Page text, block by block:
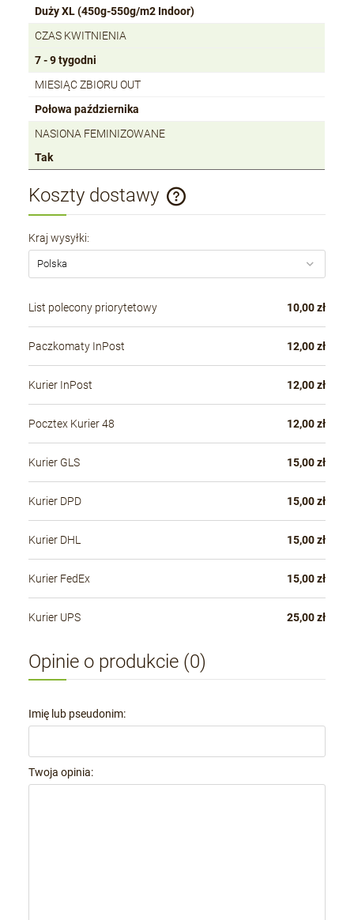
Duży XL (450g-550g/m2 Indoor)
CZAS KWITNIENIA
7 - 9 tygodni
MIESIĄC ZBIORU OUT
Połowa października
NASIONA FEMINIZOWANE
Tak
Koszty dostawy
Cena nie zawiera ewentualnych kosztów płatności
Kraj wysyłki:
List polecony priorytetowy 10,00 zł
Paczkomaty InPost 12,00 zł
Kurier InPost 12,00 zł
Pocztex Kurier 48 12,00 zł
Kurier GLS 15,00 zł
Kurier DPD 15,00 zł
Kurier DHL 15,00 zł
Kurier FedEx 15,00 zł
Kurier UPS 25,00 zł
Opinie o produkcie (0)
Imię lub pseudonim:
Twoja opinia: